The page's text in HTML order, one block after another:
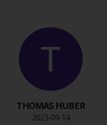
THOMAS HUBER
2023-09-14